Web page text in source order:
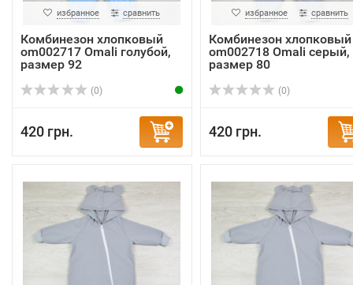
избранное сравнить
Комбинезон хлопковый
om002717 Omali голубой,
размер 92
(0)
420 грн.
избранное сравнить
Комбинезон хлопковый
om002718 Omali серый,
размер 80
(0)
420 грн.